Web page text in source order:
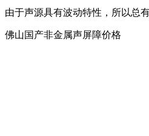
由于声源具有波动特性，所以总
佛山国产非金属声屏障价格